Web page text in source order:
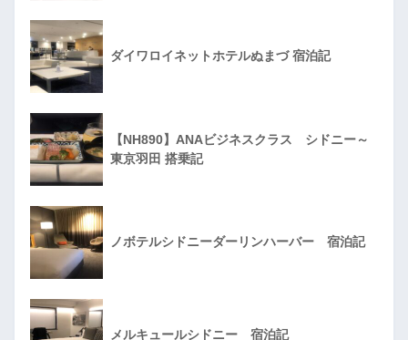
ダイワロイネットホテルぬまづ 宿泊記
【NH890】ANAビジネスクラス シドニー～
東京羽田 搭乗記
ノボテルシドニーダーリンハーバー 宿泊記
メルキュールシドニー 宿泊記